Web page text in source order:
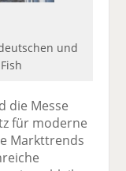
und
die Messe
für moderne
Markttrends